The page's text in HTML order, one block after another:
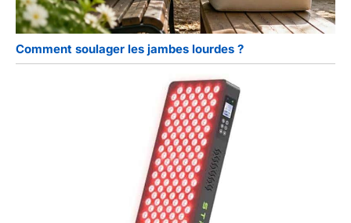
Comment soulager les jambes lourdes ?